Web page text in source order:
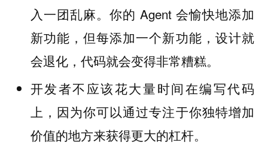
入一团乱麻。你的 Agent 会愉快地添加
新功能，但每添加一个新功能，设计就
会退化，代码就会变得非常糟糕。
开发者不应该花大量时间在编写代码
上，因为你可以通过专注于你独特增加
价值的地方来获得更大的杠杆。